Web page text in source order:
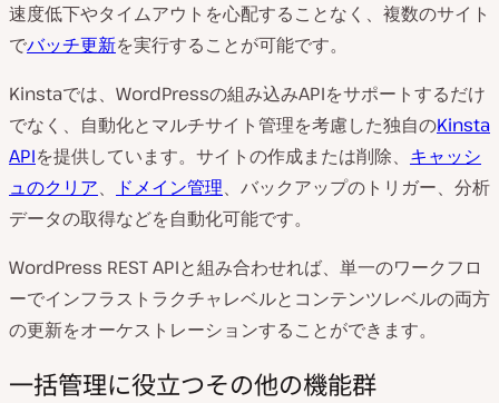
速度低下やタイムアウトを心配することなく、複数のサイト
でバッチ更新を実行することが可能です。
Kinstaでは、WordPressの組み込みAPIをサポートするだけ
でなく、 自動化とマルチサイト管理を考慮した独自のKinsta
APIを提供しています。 サイトの作成または削除、 キャッシ
ュのクリア、 ドメイン管理、バックアップのトリガー、分析
データの取得などを自動化可能です。
WordPress REST APIと組み合わせれば、単一のワークフロ
ーでインフラストラクチャレベルとコンテンツレベルの両方
の更新をオーケストレーションすることができます。
一括管理に役立つその他の機能群